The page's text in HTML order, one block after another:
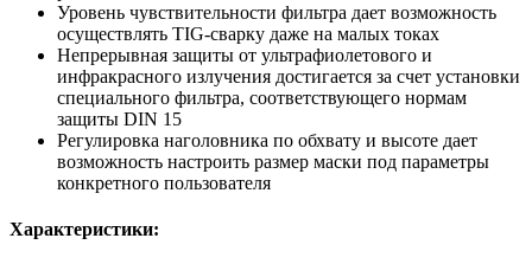
Уровень чувствительности фильтра дает возможность
осуществлять TIG-сварку даже на малых токах
Непрерывная защиты от ультрафиолетового и
инфракрасного излучения достигается за счет установки
специального фильтра, соответствующего нормам
защиты DIN 15
Регулировка наголовника по обхвату и высоте дает
возможность настроить размер маски под параметры
конкретного пользователя
Характеристики: